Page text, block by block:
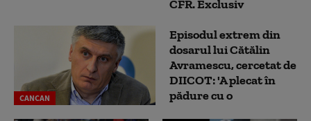
CFR. Exclusiv
CANCAN
Episodul extrem din
dosarul lui Cătălin
Avramescu, cercetat de
DIICOT: 'A plecat în
pădure cu o